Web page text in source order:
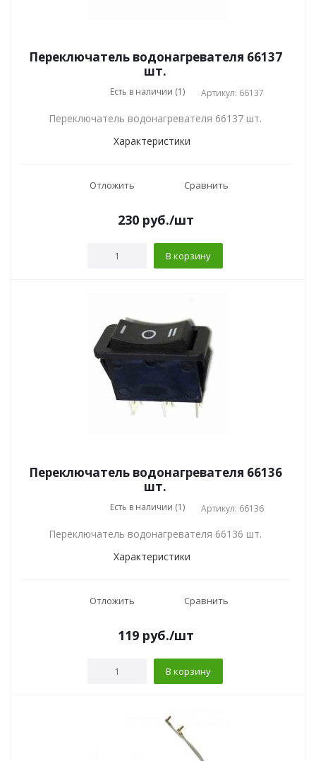
Переключатель водонагревателя 66137
шт.
Есть в наличии (1) Артикул: 66137
Переключатель водонагревателя 66137 шт.
Характеристики
Отложить Сравнить
230руб./шт
В корзину
Переключатель водонагревателя 66136
шт.
Есть в наличии (1) Артикул: 66136
Переключатель водонагревателя 66136 шт.
Характеристики
Отложить Сравнить
119руб./шт
В корзину